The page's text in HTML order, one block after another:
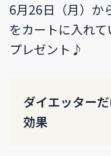
6月26日（月）か
をカートに入れ
プレゼント♪
ダイエッター
効果